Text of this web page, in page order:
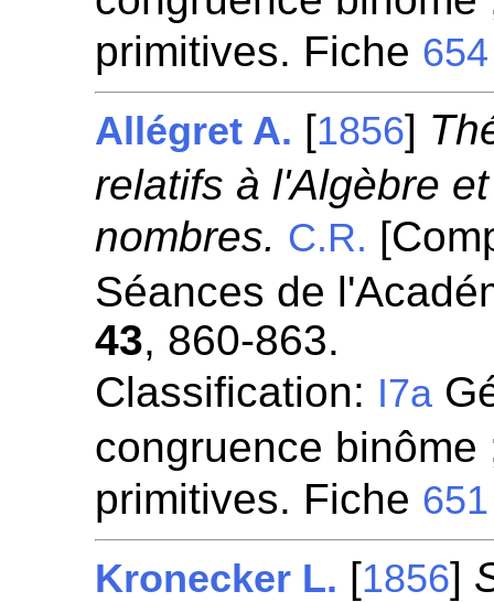
primitives. Fiche 654
Allégret A. [1856]
relatifs à l'Algèbre
nombres. C.R.
Séances de
43, 860-863.
Classification: I7a
congruence
primitives. Fiche 651
Kronecker L. [1856]